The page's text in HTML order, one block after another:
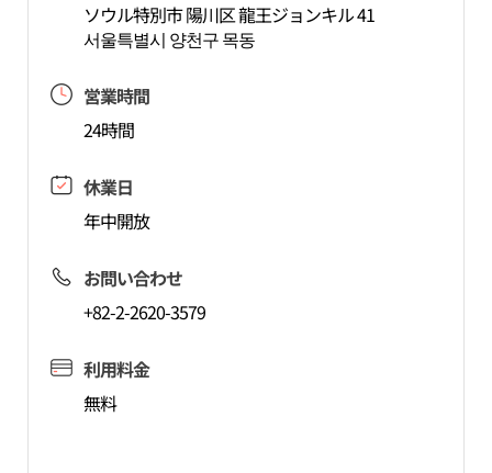
ソウル特別市 陽川区 龍王ジョンキル 41
서울특별시 양천구 목동
営業時間
24時間
休業日
年中開放
お問い合わせ
+82-2-2620-3579
利用料金
無料